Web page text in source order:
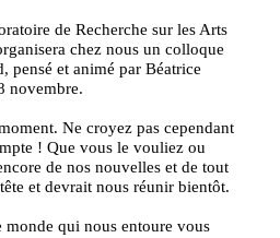
de Recherche sur les Arts
chez nous un colloque
pensé et animé par Béatrice
novembre.
Ne croyez pas cependant
! Que vous le vouliez ou
de nos nouvelles et de tout
et devrait nous réunir bientôt.
qui nous entoure vous